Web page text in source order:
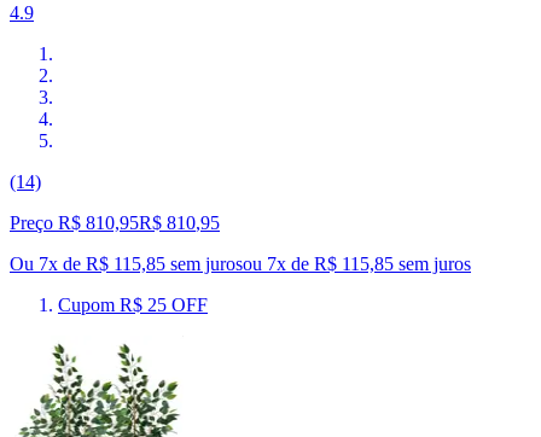
4.9
(14)
Preço R$ 810,95R$ 810,95
Ou 7x de R$ 115,85 sem jurosou 7x de R$ 115,85 sem juros
Cupom R$ 25 OFF